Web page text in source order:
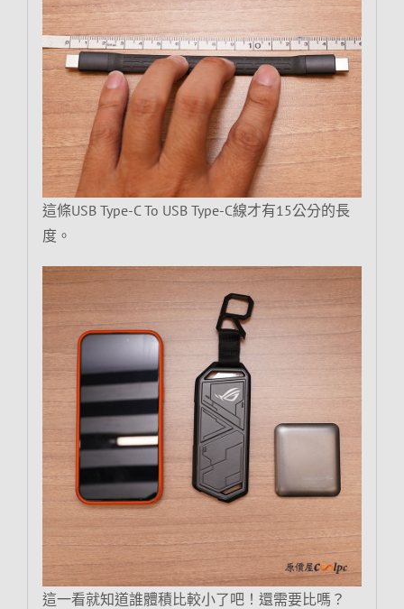
這條USB Type-C To USB Type-C線才有15公分的長
度。
這一看就知道誰體積比較小了吧！還需要比嗎？